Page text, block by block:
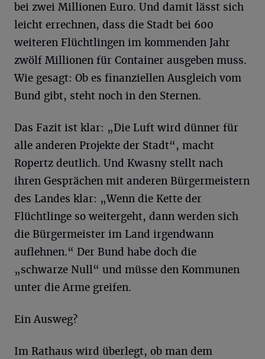
bei zwei Millionen Euro. Und damit lässt sich
leicht errechnen, dass die Stadt bei 600
weiteren Flüchtlingen im kommenden Jahr
zwölf Millionen für Container ausgeben muss.
Wie gesagt: Ob es finanziellen Ausgleich vom
Bund gibt, steht noch in den Sternen.
Das Fazit ist klar: „Die Luft wird dünner für
alle anderen Projekte der Stadt“, macht
Ropertz deutlich. Und Kwasny stellt nach
ihren Gesprächen mit anderen Bürgermeistern
des Landes klar: „Wenn die Kette der
Flüchtlinge so weitergeht, dann werden sich
die Bürgermeister im Land irgendwann
auflehnen.“ Der Bund habe doch die
„schwarze Null“ und müsse den Kommunen
unter die Arme greifen.
Ein Ausweg?
Im Rathaus wird überlegt, ob man dem